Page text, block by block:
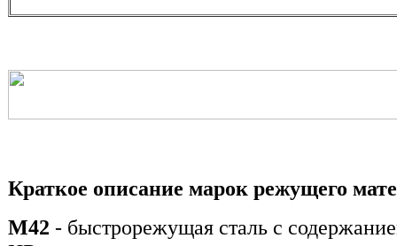
Краткое описание марок режущего
M42 - быстрорежущая сталь с